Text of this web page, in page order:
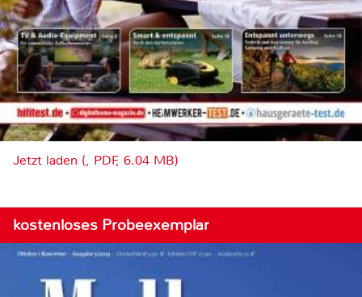
Jetzt laden (, PDF, 6.04 MB)
kostenloses Probeexemplar